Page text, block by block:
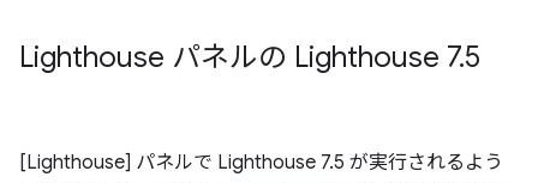
Lighthouse パネルの Lighthouse 7.5
[Lighthouse] パネルで Lighthouse 7.5 が実行されるよう